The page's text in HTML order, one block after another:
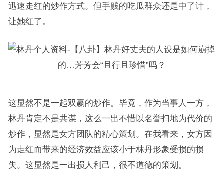
迅速走红的炒作方式。但手贱的吃瓜群众还是中了计，
让她红了。
这显然不是一起双赢的炒作。毕竟，作为当事人一方，
林丹肯定不是共谋，这么一出不惜以名誉扫地为代价的
炒作，显然是女方团队的精心策划。在我看来，女方因
为走红而带来的经济效益应该小于林丹形象受损的损
失。这显然是一出损人利己，很不道德的策划。